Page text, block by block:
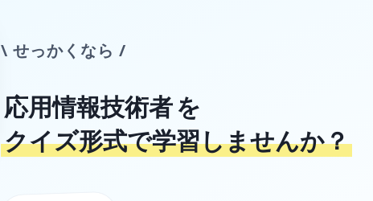
\ せっかくなら /
応用情報技術者を
クイズ形式で学習しませんか？